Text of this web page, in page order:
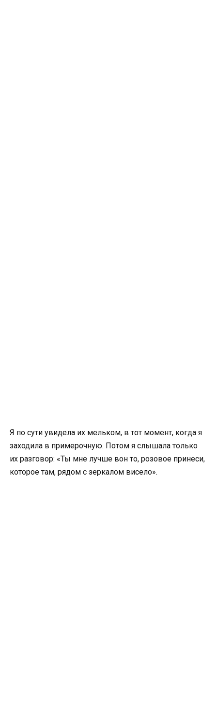
Я по сути увидела их мельком, в тот момент, когда я
заходила в примерочную. Потом я слышала только
их разговор: «Ты мне лучше вон то, розовое принеси,
которое там, рядом с зеркалом висело».